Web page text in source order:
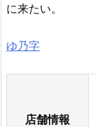
に来たい。
ゆ乃字
店舗情報